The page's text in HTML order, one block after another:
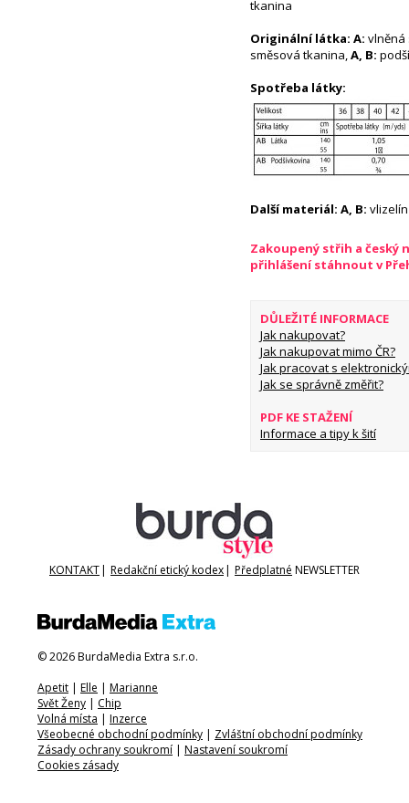
tkanina
Originální látka: A: vlněná
směsová tkanina,A, B:
Spotřeba látky:
Další materiál: A, B:
Zakoupený střih a český
přihlášení stáhnout v
DŮLEŽITÉ INFORMACE
Jak nakupovat?
Jak nakupovat mimo ČR?
Jak pracovat s
Jak se správně změřit?
PDF KE STAŽENÍ
Informace a tipy k šití
KONTAKT| Redakční etický kodex| Předplatné NEWSLETTER
© 2026 BurdaMedia Extra s.r.o.
Apetit | Elle | Marianne
Svět Ženy | Chip
Volná místa | Inzerce
Všeobecné obchodní podmínky | Zvláštní obchodní podmínky
Zásady ochrany soukromí | Nastavení soukromí
Cookies zásady